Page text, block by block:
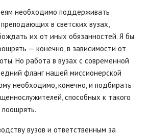
необходимо поддерживать
в светских вузах,
их от иных обязанностей. Я бы
— конечно, в зависимости от
Но работа в вузах с современной
фланг нашей миссионерской
необходимо, конечно, и подбирать
способных к такого
вузов и ответственным за